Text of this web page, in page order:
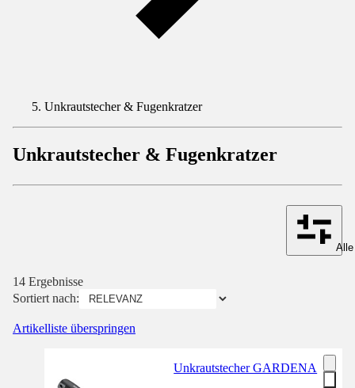
Unkrautstecher & Fugenkratzer
Unkrautstecher & Fugenkratzer
14 Ergebnisse
Sortiert nach:
Artikelliste überspringen
Unkrautstecher GARDENA